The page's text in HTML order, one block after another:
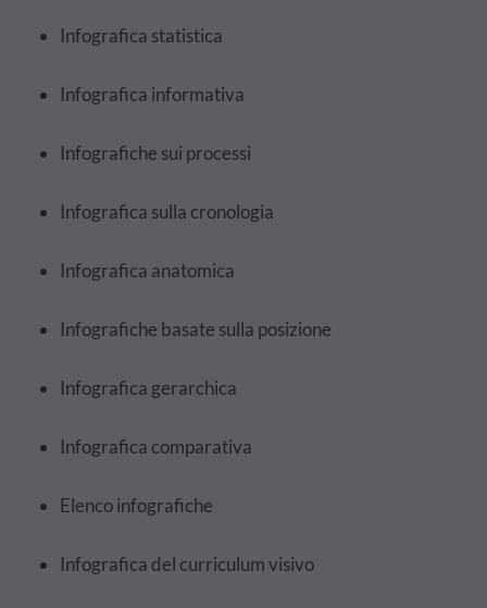
Infografica statistica
Infografica informativa
Infografiche sui processi
Infografica sulla cronologia
Infografica anatomica
Infografiche basate sulla posizione
Infografica gerarchica
Infografica comparativa
Elenco infografiche
Infografica del curriculum visivo